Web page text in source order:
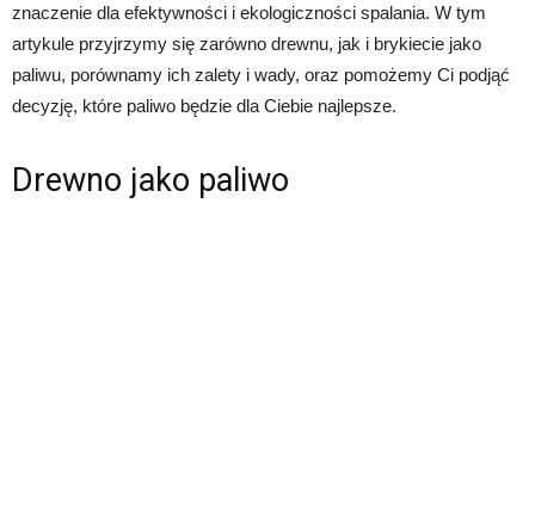
znaczenie dla efektywności i ekologiczności spalania. W tym
artykule przyjrzymy się zarówno drewnu, jak i brykiecie jako
paliwu, porównamy ich zalety i wady, oraz pomożemy Ci podjąć
decyzję, które paliwo będzie dla Ciebie najlepsze.
Drewno jako paliwo